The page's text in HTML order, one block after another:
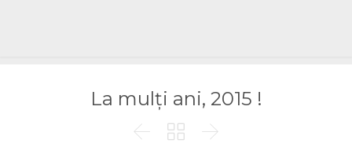
La mulți ani, 2015 !
  